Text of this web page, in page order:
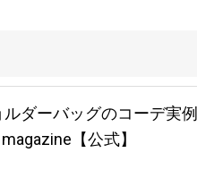
ダーバッグのコーデ実
【公式】